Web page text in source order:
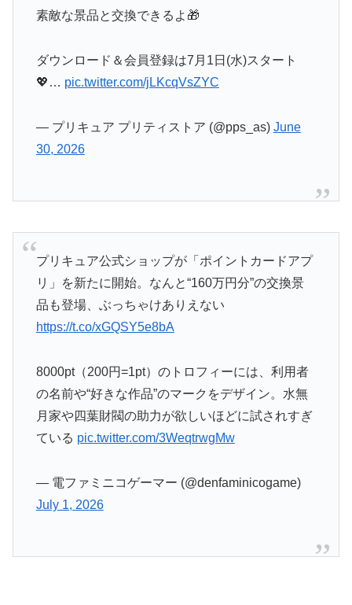
素敵な景品と交換できるよ🎁
ダウンロード＆会員登録は7月1日(水)スタート
💖…
pic.twitter.com/jLKcqVsZYC
— プリキュア プリティストア (@pps_as) June
30, 2026
プリキュア公式ショップが「ポイントカードアプ
リ」を新たに開始。なんと“160万円分”の交換景
品も登場、ぶっちゃけありえない
https://t.co/xGQSY5e8bA
の名前や“好きな作品”のマークをデザイン。水無
月家や四葉財閥の助力が欲しいほどに試されすぎ
ているpic.twitter.com/3WeqtrwgMw
July 1, 2026